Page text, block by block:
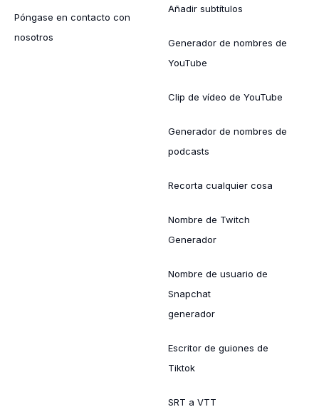
Póngase en contacto con
nosotros
Añadir subtítulos
Generador de nombres de
YouTube
Clip de vídeo de YouTube
Generador de nombres de
podcasts
Recorta cualquier cosa
Nombre de Twitch
Generador
Nombre de usuario de
Snapchat
generador
Escritor de guiones de
Tiktok
SRT a VTT